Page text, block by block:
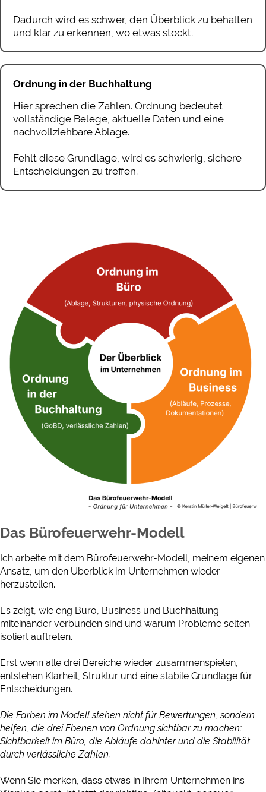
Dadurch wird es schwer, den Überblick zu behalten
und klar zu erkennen, wo etwas stockt.
Ordnung in der Buchhaltung
Hier sprechen die Zahlen. Ordnung bedeutet
vollständige Belege, aktuelle Daten und eine
nachvollziehbare Ablage.
Fehlt diese Grundlage, wird es schwierig, sichere
Entscheidungen zu treffen.
Das Bürofeuerwehr-Modell
Ich arbeite mit dem Bürofeuerwehr-Modell, meinem eigenen
Ansatz, um den Überblick im Unternehmen wieder
herzustellen.
Es zeigt, wie eng Büro, Business und Buchhaltung
miteinander verbunden sind und warum Probleme selten
isoliert auftreten.
Erst wenn alle drei Bereiche wieder zusammenspielen,
entstehen Klarheit, Struktur und eine stabile Grundlage für
Entscheidungen.
Die Farben im Modell stehen nicht für Bewertungen, sondern
helfen, die drei Ebenen von Ordnung sichtbar zu machen:
Sichtbarkeit im Büro, die Abläufe dahinter und die Stabilität
durch verlässliche Zahlen.
Wenn Sie merken, dass etwas in Ihrem Unternehmen ins